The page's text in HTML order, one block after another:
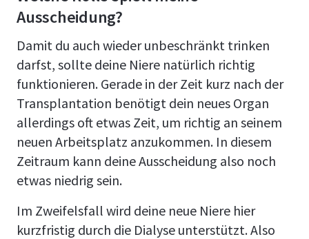
Ausscheidung?
Damit du auch wieder unbeschränkt trinken
darfst, sollte deine Niere natürlich richtig
funktionieren. Gerade in der Zeit kurz nach der
Transplantation benötigt dein neues Organ
allerdings oft etwas Zeit, um richtig an seinem
neuen Arbeitsplatz anzukommen. In diesem
Zeitraum kann deine Ausscheidung also noch
etwas niedrig sein.
Im Zweifelsfall wird deine neue Niere hier
kurzfristig durch die Dialyse unterstützt. Also